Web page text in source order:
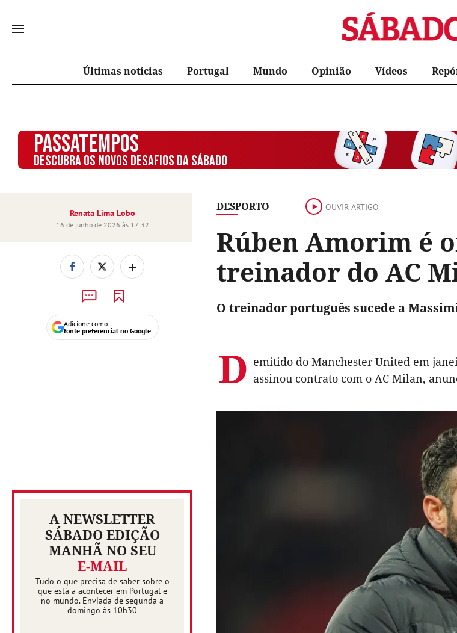
Sábado
Últimas notícias Portugal Mundo Opinião Vídeos
PASSATEMPOS
DESCUBRA OS NOVOS DESAFIOS DA SÁBADO
DESPORTO OUVIR ARTIGO
Rúben Amorim é
treinador do AC
Renata Lima Lobo
16 de junho de 2026 às 17:32
+
Adicione como
fonte preferencial no Google
A NEWSLETTER
SÁBADO EDIÇÃO
MANHÃ NO SEU
E-MAIL
Tudo o que precisa de saber sobre o
que está a acontecer em Portugal e
no mundo. Enviada de segunda a
domingo às 10h30
O treinador português sucede a
D emitido do Manchester United em
assinou contrato com o AC Milan,